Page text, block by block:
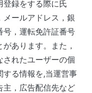
登録をする際に氏
ールアドレス，銀
号，運転免許証番号
あります。また，
れたユーザーの個
する情報を,当運営事
主，広告配信先など